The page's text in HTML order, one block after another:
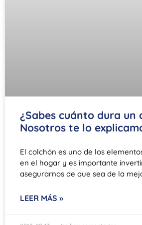
¿Sabes cuánto dura un
Nosotros te lo
El colchón es uno de los
en el hogar y es importante
asegurarnos de que sea de la
LEER MÁS »